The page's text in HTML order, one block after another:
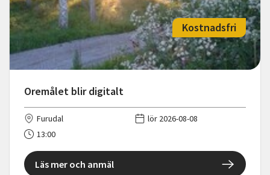
Oremålet blir digitalt
Kostnadsfri
Furudal
lör 2026-08-08
13:00
Läs mer och anmäl